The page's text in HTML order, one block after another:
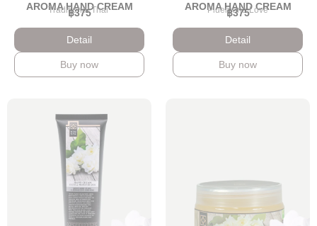
AROMA HAND CREAM
Traditional Thai
฿375
Detail
Buy now
AROMA HAND CREAM
Pluemeria Love
฿375
Detail
Buy now